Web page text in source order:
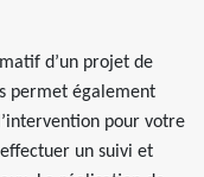
d’un projet de
permet également
pour votre
un suivi et